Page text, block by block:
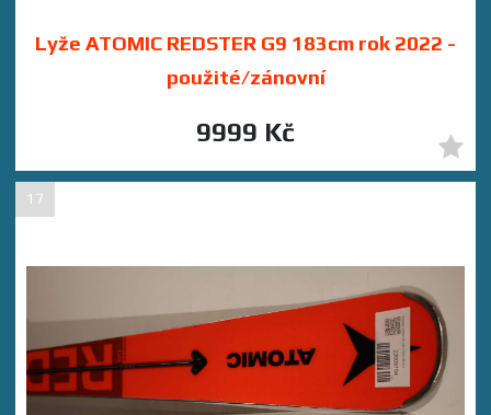
Lyže ATOMIC REDSTER G9 183cm rok 2022 -
použité/zánovní
9999 Kč
17